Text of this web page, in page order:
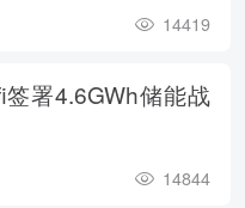
14419
署4.6GWh储能战
14844